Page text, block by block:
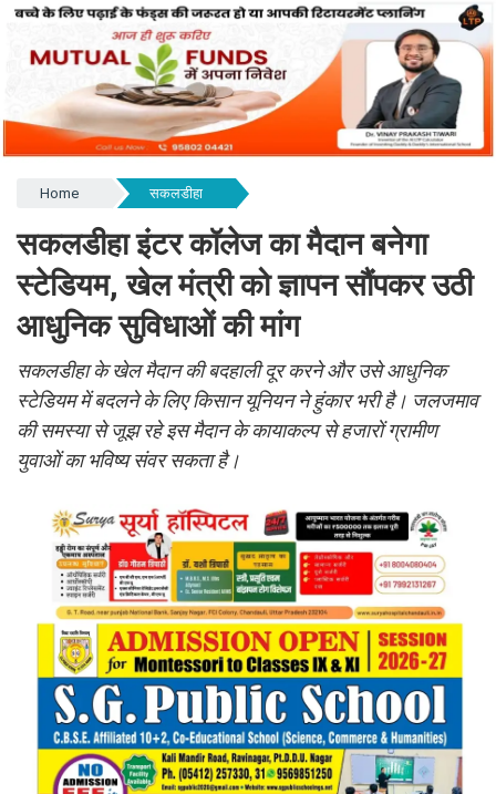
Home सकलडीहा
सकलडीहा इंटर कॉलेज का मैदान बनेगा
स्टेडियम, खेल मंत्री को ज्ञापन सौंपकर उठी
आधुनिक सुविधाओं की मांग
सकलडीहा के खेल मैदान की बदहाली दूर करने और उसे आधुनिक
स्टेडियम में बदलने के लिए किसान यूनियन ने हुंकार भरी है। जलजमाव
की समस्या से जूझ रहे इस मैदान के कायाकल्प से हजारों ग्रामीण
युवाओं का भविष्य संवर सकता है।